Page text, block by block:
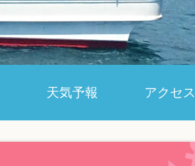
天気予報 アクセス